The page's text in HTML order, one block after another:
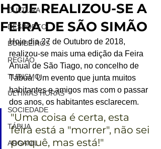
CULTURA
DESPORTO
BOMBEIROS
REGIÃO
TURISMO
ÚLTIMAS HORAS
SOCIEDADE
TÁBUA
ARGANIL
HOJE REALIZOU-SE A
FEIRA DE SÃO SIMÃO
Hoje dia 27 de Outubro de 2018,
realizou-se mais uma edição da Feira
Anual de São Tiago, no concelho de
Tábua. Um evento que junta muitos
habitantes e amigos mas com o passar
dos anos, os habitantes esclarecem.
"Uma coisa é certa, esta
feira está a "morrer", não sei
porquê, mas está!"